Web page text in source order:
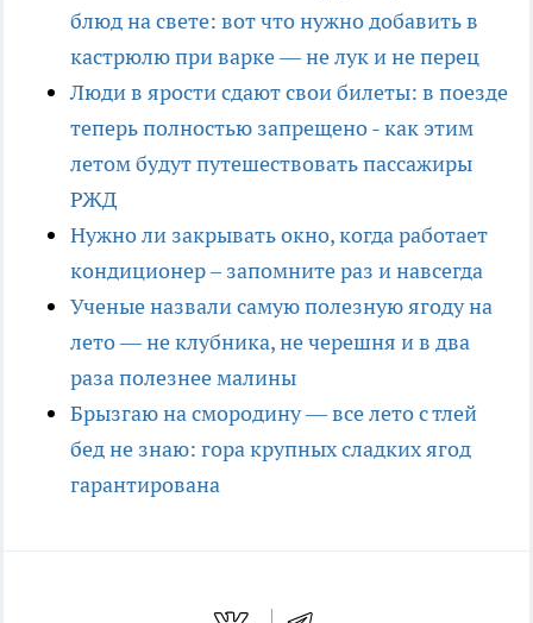
блюд на свете: вот что нужно добавить в
кастрюлю при варке — не лук и не перец
Люди в ярости сдают свои билеты: в поезде
теперь полностью запрещено - как этим
летом будут путешествовать пассажиры
РЖД
Нужно ли закрывать окно, когда работает
кондиционер – запомните раз и навсегда
Ученые назвали самую полезную ягоду на
лето — не клубника, не черешня и в два
раза полезнее малины
Брызгаю на смородину — все лето с тлей
бед не знаю: гора крупных сладких ягод
гарантирована